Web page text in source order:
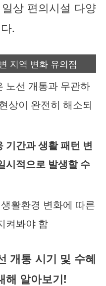
상 편의시설 다양
.
지역 변화 유의점
노선 개통과 무관하
상이 완전히 해소되
기간과 생활 패턴 변
시적으로 발생할 수
활환경 변화에 따른
켜봐야 함
개통 시기 및 수혜
해 알아보기!